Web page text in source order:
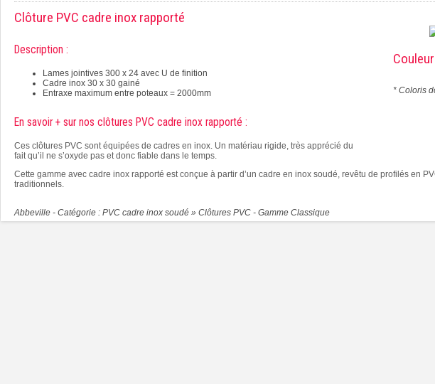
Clôture PVC cadre inox rapporté
* Coloris
Description :
Lames jointives 300 x 24 avec U de finition
Cadre inox 30 x 30 gainé
Entraxe maximum entre poteaux = 2000mm
En savoir + sur nos clôtures PVC cadre inox rapporté :
Ces clôtures PVC sont équipées de cadres en inox. Un matériau rigide, très apprécié du
fait qu’il ne s’oxyde pas et donc fiable dans le temps.
Cette gamme avec cadre inox rapporté est conçue à partir d’un cadre en inox soudé, revêtu de profilés en
traditionnels.
Abbeville - Catégorie : PVC cadre inox soudé »Clôtures PVC - Gamme Classique